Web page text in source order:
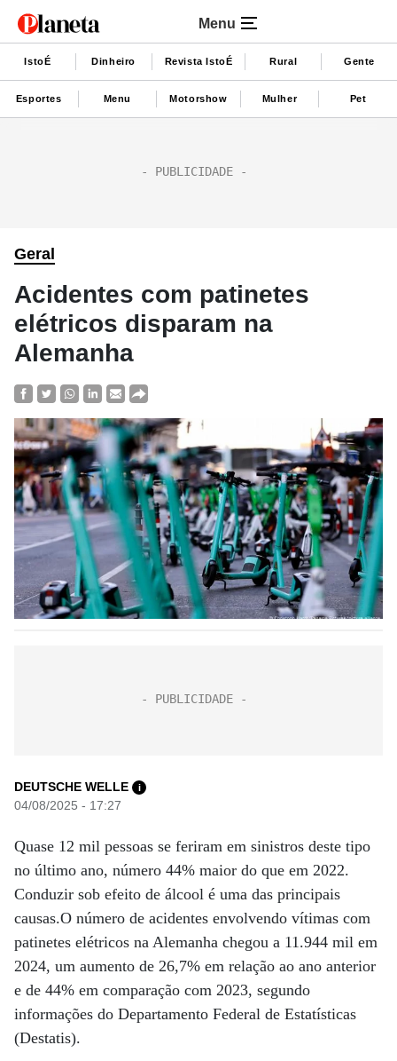
Menu
IstoÉ Dinheiro Revista IstoÉ Rural Gente
Esportes Menu Motorshow Mulher Pet
Geral
Acidentes com patinetes
elétricos disparam na
Alemanha
DEUTSCHE WELLE i
04/08/2025 - 17:27
Quase 12 mil pessoas se feriram em sinistros deste tipo
no último ano, número 44% maior do que em 2022.
Conduzir sob efeito de álcool é uma das principais
causas.O número de acidentes envolvendo vítimas com
patinetes elétricos na Alemanha chegou a 11.944 mil em
2024, um aumento de 26,7% em relação ao ano anterior
e de 44% em comparação com 2023, segundo
informações do Departamento Federal de Estatísticas
(Destatis).